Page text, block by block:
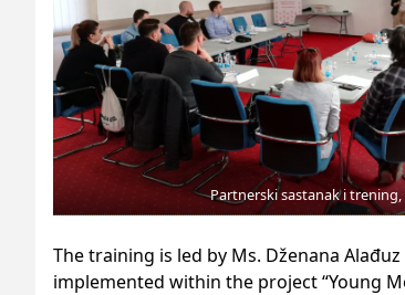
Partnerski sastanak i trening,
The training is led by Ms. Dženana
implemented within the project “Young